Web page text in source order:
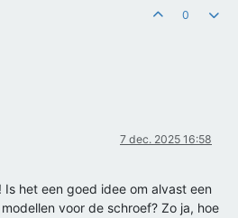
0
7 dec. 2025 16:58
Is het een goed idee om alvast een
voor de schroef? Zo ja, hoe